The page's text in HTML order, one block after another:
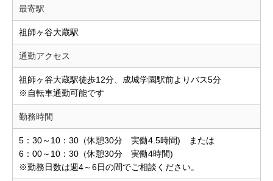
最寄駅
祖師ヶ谷大蔵駅
通勤アクセス
祖師ヶ谷大蔵駅徒歩12分、成城学園駅前よりバス5分
※自転車通勤可能です
勤務時間
5：30～10：30（休憩30分 実働4.5時間) または
6：00～10：30（休憩30分 実働4時間)
※勤務日数は週4～6日の間でご相談ください。